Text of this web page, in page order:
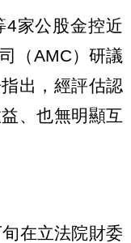
4家公股金控近
（AMC）研議
出，經評估認
、也無明顯互
在立法院財委